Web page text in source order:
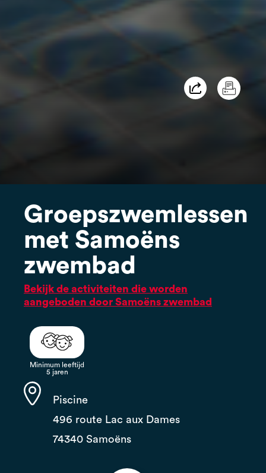
Groepszwemlessen
met Samoëns
zwembad
Bekijk de activiteiten die worden
aangeboden door Samoëns zwembad
Minimum leeftijd
5 jaren
Piscine
496 route Lac aux Dames
74340 Samoëns